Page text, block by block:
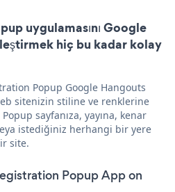
uygulamasını Google
hiç bu kadar kolay
Popup Google Hangouts
sitenizin stiline ve renklerine
sayfanıza, yayına, kenar
istediğiniz herhangi bir yere
site.
Popup App on